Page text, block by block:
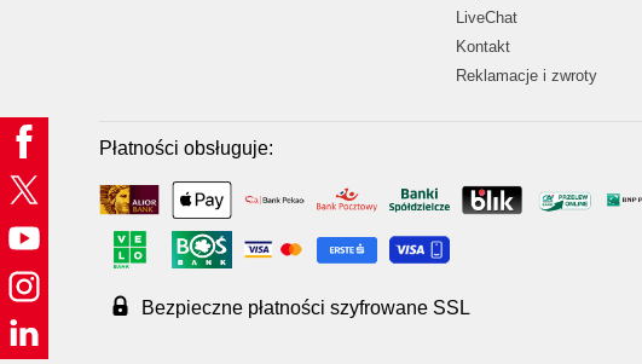
LiveChat
Kontakt
Reklamacje i zwroty
Płatności obsługuje:
Bezpieczne płatności szyfrowane SSL